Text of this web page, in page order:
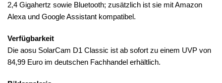
2,4 Gigahertz sowie Bluetooth; zusätzlich ist sie mit Amazon
Alexa und Google Assistant kompatibel.
Verfügbarkeit
Die aosu SolarCam D1 Classic ist ab sofort zu einem UVP von
84,99 Euro im deutschen Fachhandel erhältlich.